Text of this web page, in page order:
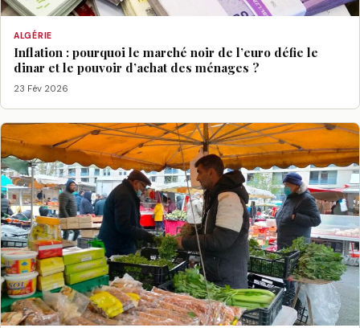
ALGÉRIE
Inflation : pourquoi le marché noir de l’euro défie le
dinar et le pouvoir d’achat des ménages ?
23 Fév 2026